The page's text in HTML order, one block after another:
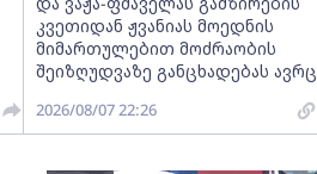
კვეთიდან ჟვანიას მოედნის
მიმართულებით მოძრაობის
შეიზღუდვაზე განცხადებას
2026/08/07 22:26